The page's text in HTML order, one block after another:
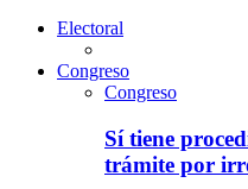
Electoral
Congreso
Congreso
Sí tiene
trámite por